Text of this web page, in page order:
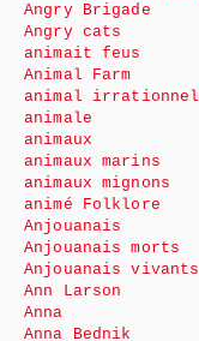
Angry Brigade
Angry cats
animait feus
Animal Farm
animal irrationnel
animale
animaux
animaux marins
animaux mignons
animé Folklore
Anjouanais
Anjouanais morts
Anjouanais vivants
Ann Larson
Anna
Anna Bednik